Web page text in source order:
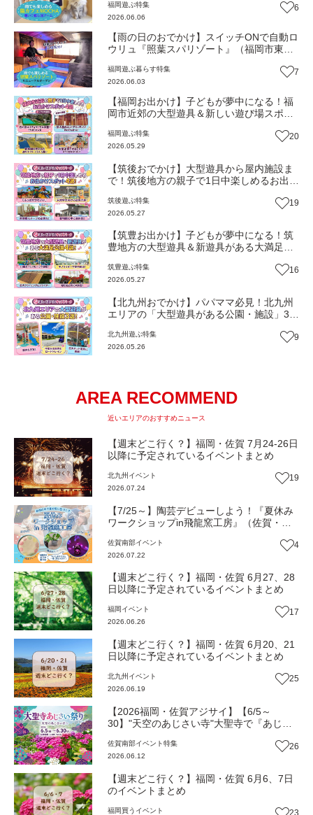
福岡遊ぶ特集
2026.06.06
6
【雨の日のおでかけ】スイッチONで自動ロ
ウリュ『照葉スパリゾート』（福岡市東
い体験【トレンド】
福岡遊ぶ暮らす特集
2026.06.03
7
【福岡お出かけ】子どもが夢中になる！福
岡市近郊の大型遊具＆新しい遊び場スポッ
福岡遊ぶ特集
2026.05.29
20
【筑後おでかけ】大型遊具から屋内施設ま
で！筑後地方の親子で1日中楽しめるお出か
大牟田
筑後遊ぶ特集
2026.05.27
19
【筑豊お出かけ】子どもが夢中になる！筑
豊地方の大型遊具＆新遊具がある大満足公
筑豊遊ぶ特集
2026.05.27
16
【北九州おでかけ】パパママ必見！北九州
エリアの「大型遊具がある公園・施設」3
北九州遊ぶ特集
2026.05.26
9
AREA RECOMMEND
近いエリアのおすすめニュース
【週末どこ行く？】福岡・佐賀 7月24-26日
以降に予定されているイベントまとめ
北九州 イベント
2026.07.24
19
【7/25～】陶芸デビューしよう！『夏休み
ワークショップin飛龍窯工房』（佐賀・武
佐賀南部イベント
2026.07.22
4
【週末どこ行く？】福岡・佐賀 6月27、28
日以降に予定されているイベントまとめ
福岡 イベント
2026.06.26
17
【週末どこ行く？】福岡・佐賀 6月20、21
日以降に予定されているイベントまとめ
北九州 イベント
2026.06.19
25
【2026福岡・佐賀アジサイ】【6/5～
30】"天空のあじさい寺"大聖寺で『あじさ
（佐賀・武雄市）【イベント】
佐賀南部イベント特集
2026.06.12
26
【週末どこ行く？】福岡・佐賀 6月6、7日
のイベントまとめ
福岡 買う イベント 23